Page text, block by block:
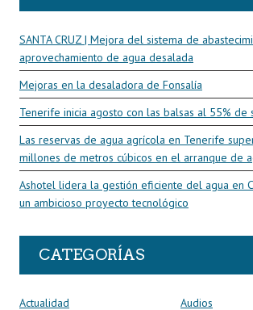
SANTA CRUZ | Mejora del sistema de
aprovechamiento de agua desalada
Mejoras en la desaladora de Fonsalía
Tenerife inicia agosto con las balsas al 55% de
Las reservas de agua agrícola en Tenerife
millones de metros cúbicos en el arranque de
Ashotel lidera la gestión eficiente del agua en
un ambicioso proyecto tecnológico
CATEGORÍAS
Actualidad
Audios